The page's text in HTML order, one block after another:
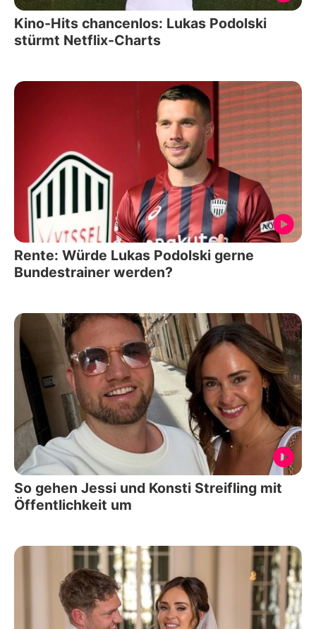
Kino-Hits chancenlos: Lukas Podolski
stürmt Netflix-Charts
Rente: Würde Lukas Podolski gerne
Bundestrainer werden?
So gehen Jessi und Konsti Streifling mit
Öffentlichkeit um